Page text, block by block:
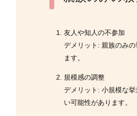
友人や知人の不参加
デメリット: 親族のみ
ます。
規模感の調整
デメリット: 小規模な
い可能性があります。